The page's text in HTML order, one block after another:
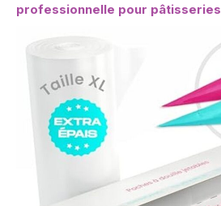
professionnelle pour pâtisseries